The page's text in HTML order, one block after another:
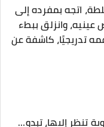
اتجه بمفرده إلى
وانزلق ببطء
تدريجيًا، كاشفة عن
تنظر إليها، تبدو…